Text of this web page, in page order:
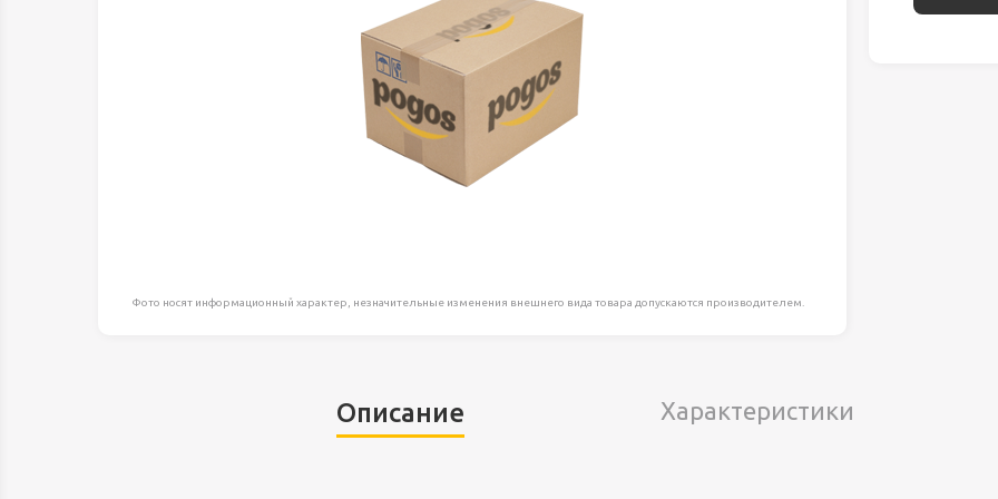
Оборудование для работ на
высоте
Пневматика, Гидравлика
Промышленная химия
Распродажа
Расходные материалы и
Фото носят информационный характер, незначительные изменения внешнего вида товара допускаются производителем.
Описание Характеристики